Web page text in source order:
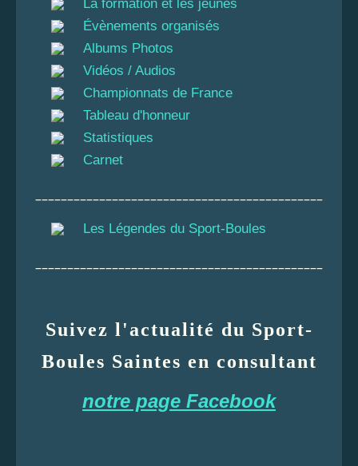
La formation et les jeunes
Évènements organisés
Albums Photos
Vidéos / Audios
Championnats de France
Tableau d'honneur
Statistiques
Carnet
Les Légendes du Sport-Boules
Suivez l'actualité du Sport-
Boules Saintes en consultant
notre page Facebook